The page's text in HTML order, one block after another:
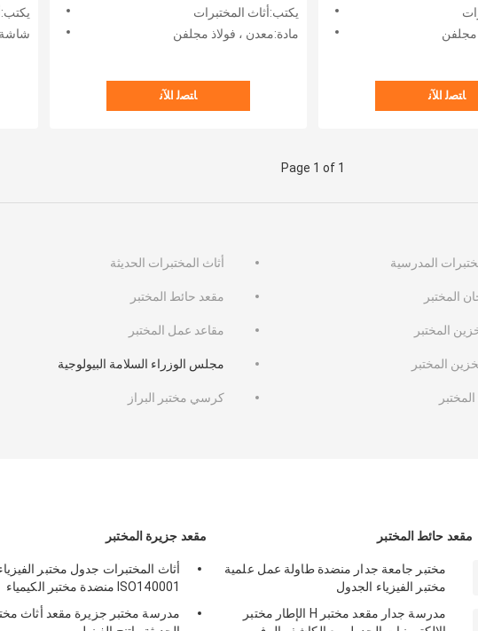
يكتب:أثاث المختبرات
مادة:معدن ، فولاذ مجلفن
ﺎﺘﺼﻟ ﺍﻶﻧ
مجلفن
ﺎﺘﺼﻟ ﺍﻶﻧ
Page 1 of 1
أثاث المختبرات الحديثة المدرسية
مقعد حائط المختبر المختبر
مقاعد عمل المختبر المختبر
مجلس الوزراء السلامة البيولوجية المختبر
كرسي مختبر البراز
مقعد جزيرة المختبر
أثاث المختبرات جدول مختبر
ISO140001 منضدة مختبر الكيمياء
مدرسة مختبر جزيرة مقعد أثاث
مقعد حائط المختبر
مختبر جامعة جدار منضدة طاولة عمل علمية
مختبر الفيزياء الجدول
مدرسة جدار مقعد مختبر H الإطار مختبر